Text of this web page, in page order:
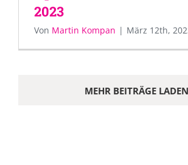
2023
Von Martin Kompan | März 12th,
MEHR BEITRÄGE LADEN